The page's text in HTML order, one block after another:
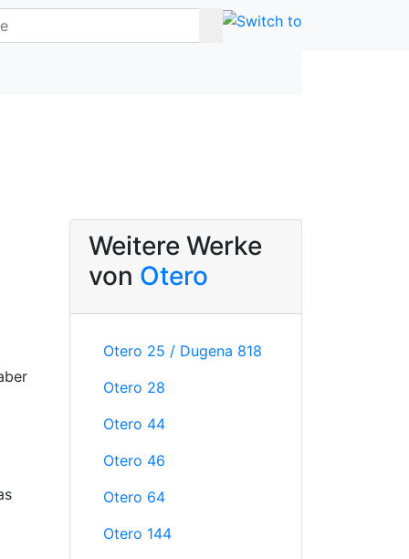
Weitere Werke
von Otero
Otero 25 / Dugena 818
Otero 28
Otero 44
Otero 46
Otero 64
Otero 144